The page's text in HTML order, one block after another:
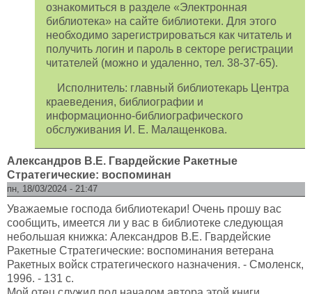
ознакомиться в разделе «Электронная
библиотека» на сайте библиотеки. Для этого
необходимо зарегистрироваться как читатель и
получить логин и пароль в секторе регистрации
читателей (можно и удаленно, тел. 38-37-65).
Исполнитель: главный библиотекарь Центра
краеведения, библиографии и
информационно-библиографического
обслуживания И. Е. Малащенкова.
Александров В.Е. Гвардейские Ракетные
Стратегические: воспоминан
пн, 18/03/2024 - 21:47
Уважаемые господа библиотекари! Очень прошу вас
сообщить, имеется ли у вас в библиотеке следующая
небольшая книжка: Александров В.Е. Гвардейские
Ракетные Стратегические: воспоминания ветерана
Ракетных войск стратегического назначения. - Смоленск,
1996. - 131 с.